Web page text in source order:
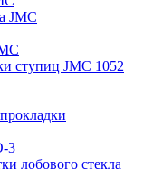
JMC
ступиц JMC 1052
3
лобового стекла